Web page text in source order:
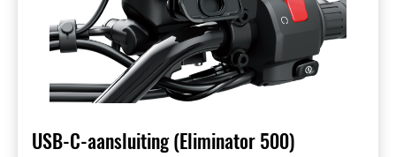
USB-C-aansluiting (Eliminator 500)